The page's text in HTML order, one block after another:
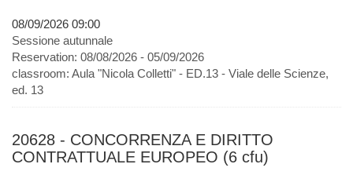
08/09/2026 09:00
Sessione autunnale
Reservation: 08/08/2026 - 05/09/2026
classroom: Aula "Nicola Colletti" - ED.13 - Viale delle Scienze,
ed. 13
20628 - CONCORRENZA E DIRITTO
CONTRATTUALE EUROPEO (6 cfu)